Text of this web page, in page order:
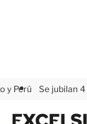
y Perú Se jubilan